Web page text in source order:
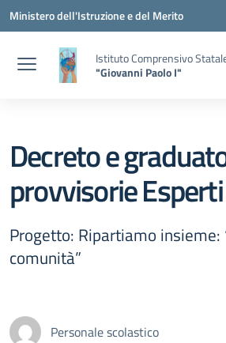
Vai ai contenuti
Vai al menu di navigazione
Vai al footer
Ministero dell'Istruzione e del Merito
Istituto Comprensivo
"Giovanni Paolo I"
Decreto e
provvisorie Esperti
Progetto: Ripartiamo insieme:
comunità”
Personale scolastico